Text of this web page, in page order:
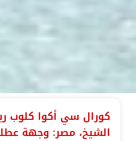
كورال سي أكوا كلوب
الشيخ، مصر: وجهة